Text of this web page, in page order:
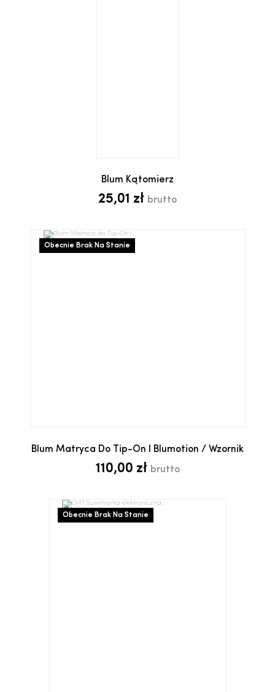
Blum Kątomierz
25,01 zł brutto
Blum Matryca Do Tip-On I Blumotion / Wzornik
110,00 zł brutto
Obecnie Brak Na Stanie
Obecnie Brak Na Stanie